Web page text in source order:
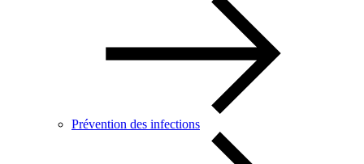
Prévention des infections